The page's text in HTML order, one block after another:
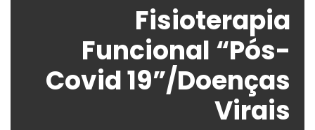
Fisioterapia
Funcional “Pós-
Covid 19”/Doenças
Virais